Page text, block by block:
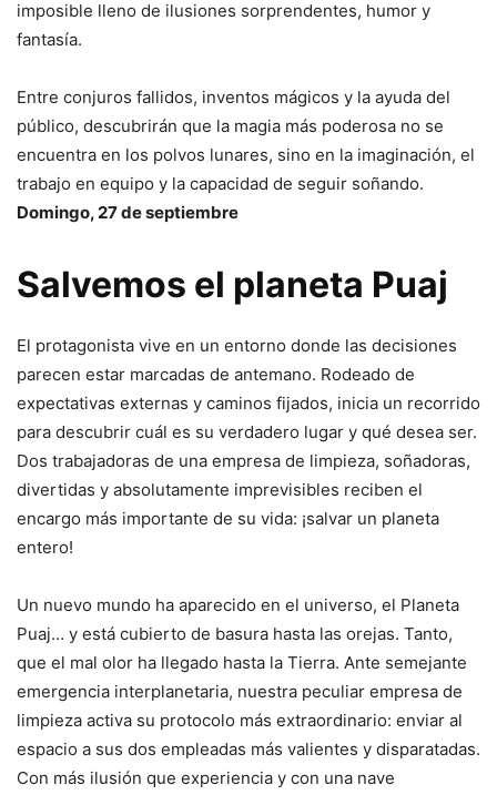
imposible lleno de ilusiones sorprendentes, humor y
fantasía.
Entre conjuros fallidos, inventos mágicos y la ayuda del
público, descubrirán que la magia más poderosa no se
encuentra en los polvos lunares, sino en la imaginación, el
trabajo en equipo y la capacidad de seguir soñando.
Domingo, 27 de septiembre
Salvemos el planeta Puaj
El protagonista vive en un entorno donde las decisiones
parecen estar marcadas de antemano. Rodeado de
expectativas externas y caminos fijados, inicia un recorrido
para descubrir cuál es su verdadero lugar y qué desea ser.
Dos trabajadoras de una empresa de limpieza, soñadoras,
divertidas y absolutamente imprevisibles reciben el
encargo más importante de su vida: ¡salvar un planeta
entero!
Un nuevo mundo ha aparecido en el universo, el Planeta
Puaj… y está cubierto de basura hasta las orejas. Tanto,
que el mal olor ha llegado hasta la Tierra. Ante semejante
emergencia interplanetaria, nuestra peculiar empresa de
limpieza activa su protocolo más extraordinario: enviar al
espacio a sus dos empleadas más valientes y disparatadas.
Con más ilusión que experiencia y con una nave